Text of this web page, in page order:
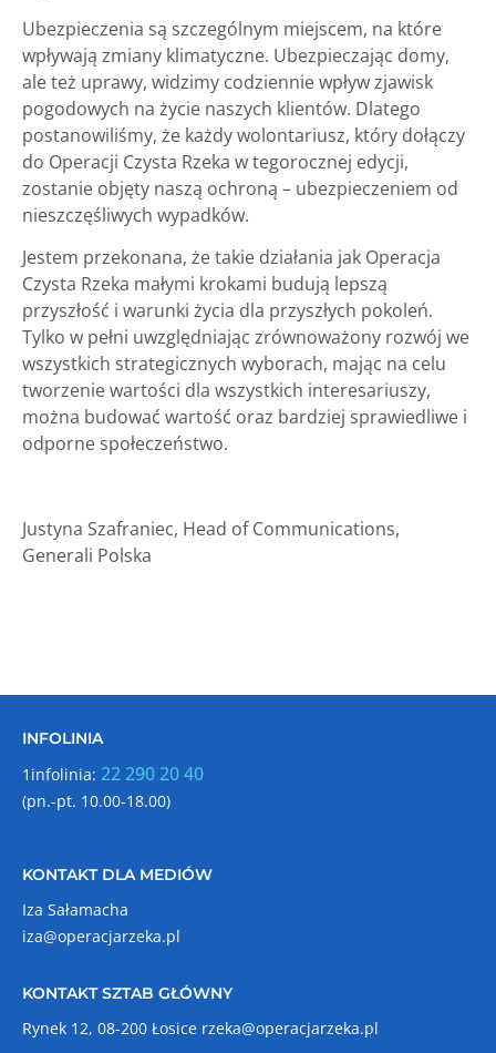
Ubezpieczenia są szczególnym miejscem, na które
wpływają zmiany klimatyczne. Ubezpieczając domy,
ale też uprawy, widzimy codziennie wpływ zjawisk
pogodowych na życie naszych klientów. Dlatego
postanowiliśmy, że każdy wolontariusz, który dołączy
do Operacji Czysta Rzeka w tegorocznej edycji,
zostanie objęty naszą ochroną – ubezpieczeniem od
nieszczęśliwych wypadków.
Jestem przekonana, że takie działania jak Operacja
Czysta Rzeka małymi krokami budują lepszą
przyszłość i warunki życia dla przyszłych pokoleń.
Tylko w pełni uwzględniając zrównoważony rozwój we
wszystkich strategicznych wyborach, mając na celu
tworzenie wartości dla wszystkich interesariuszy,
można budować wartość oraz bardziej sprawiedliwe i
odporne społeczeństwo.
Justyna Szafraniec, Head of Communications,
Generali Polska
INFOLINIA
1infolinia: 22 290 20 40
(pn.-pt. 10.00-18.00)
KONTAKT DLA MEDIÓW
Iza Sałamacha
iza@operacjarzeka.pl
KONTAKT SZTAB GŁÓWNY
Rynek 12, 08-200 Łosice rzeka@operacjarzeka.pl